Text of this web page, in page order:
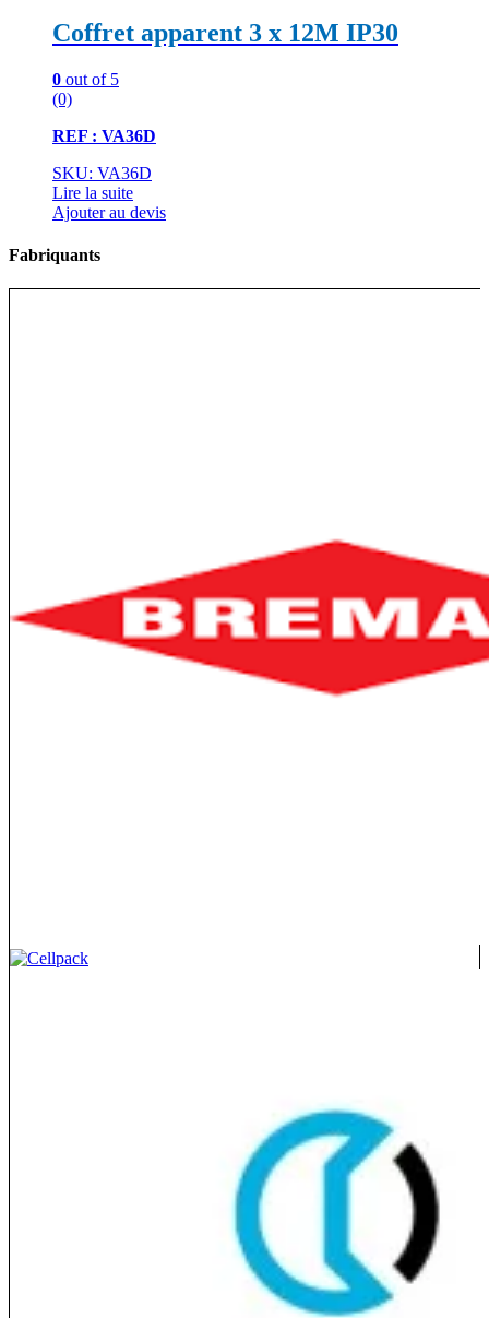
Coffret apparent 3 x 12M IP30
0 out of 5
(0)
REF : VA36D
SKU: VA36D
Lire la suite
Ajouter au devis
Fabriquants